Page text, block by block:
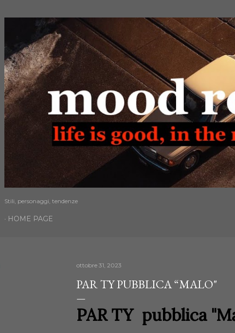
Stili, personaggi, tendenze
HOME PAGE
ottobre 31, 2023
PAR TY PUBBLICA “MALO"
PAR TY pubblica "